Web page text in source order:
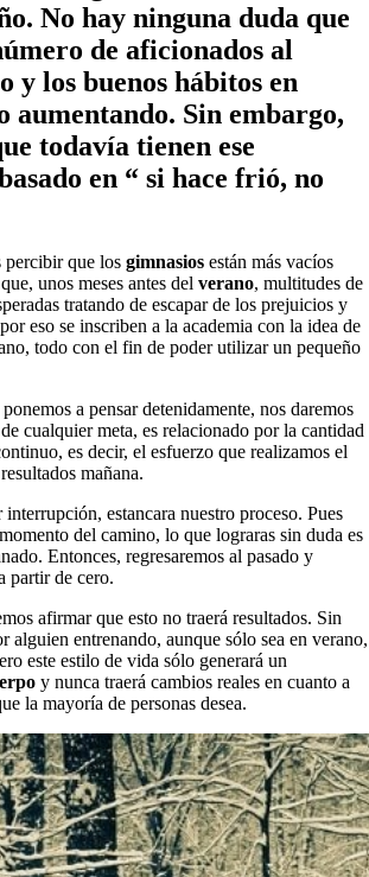
No hay ninguna duda que
de aficionados al
y los buenos hábitos en
aumentando. Sin embargo,
todavía tienen ese
en “ si hace frió, no
percibir que los gimnasios están más vacíos
unos meses antes del verano, multitudes de
tratando de escapar de los prejuicios y
eso se inscriben a la academia con la idea de
todo con el fin de poder utilizar un pequeño
a pensar detenidamente, nos daremos
cualquier meta, es relacionado por la cantidad
es decir, el esfuerzo que realizamos el
mañana.
estancara nuestro proceso. Pues
del camino, lo que lograras sin duda es
Entonces, regresaremos al pasado y
partir de cero.
afirmar que esto no traerá resultados. Sin
alguien entrenando, aunque sólo sea en verano,
este estilo de vida sólo generará un
y nunca traerá cambios reales en cuanto a
la mayoría de personas desea.